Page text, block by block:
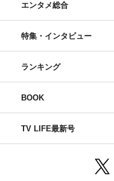
エンタメ総合
特集・インタビュー
ランキング
BOOK
TV LIFE最新号